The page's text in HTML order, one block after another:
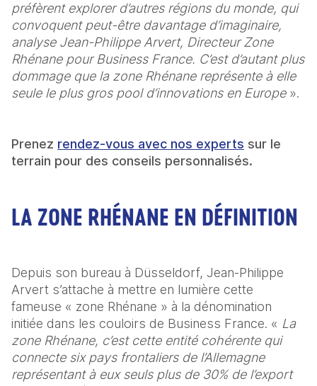
préfèrent explorer d’autres régions du monde, qui
convoquent peut-être davantage d’imaginaire,
analyse Jean-Philippe Arvert, Directeur Zone
Rhénane pour Business France. C’est d’autant plus
dommage que la zone Rhénane représente à elle
seule le plus gros pool d’innovations en Europe ».
Prenez rendez-vous avec nos experts sur le
terrain pour des conseils personnalisés.
LA ZONE RHÉNANE EN DÉFINITION
Depuis son bureau à Düsseldorf, Jean-Philippe
Arvert s’attache à mettre en lumière cette
fameuse « zone Rhénane » à la dénomination
initiée dans les couloirs de Business France. « La
zone Rhénane, c’est cette entité cohérente qui
connecte six pays frontaliers de l’Allemagne
représentant à eux seuls plus de 30% de l’export